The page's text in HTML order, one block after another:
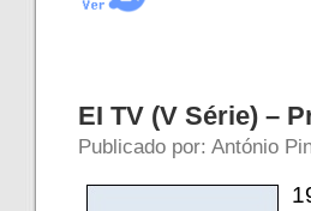
EI TV (V Série) –
Publicado por: António